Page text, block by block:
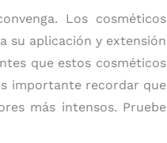
Los cosméticos
su aplicación y extensión
que estos cosméticos
importante recordar que
más intensos. Pruebe